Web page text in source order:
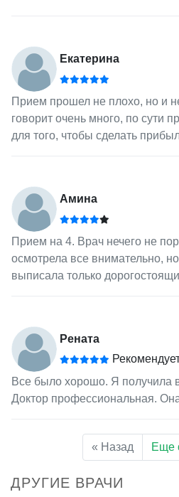
Екатерина
Прием прошел не плохо, но и
говорит очень много, по сути
для того, чтобы сделать
Амина
Прием на 4. Врач нечего не
осмотрела все внимательно,
выписала только
Рената
Все было хорошо. Я получила
Доктор профессиональная.
« Назад Еще
ДРУГИЕ ВРАЧИ